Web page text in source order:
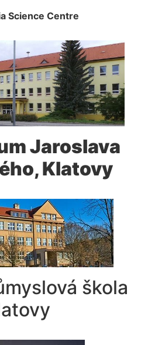
Science Centre
Jaroslava
Klatovy
škola